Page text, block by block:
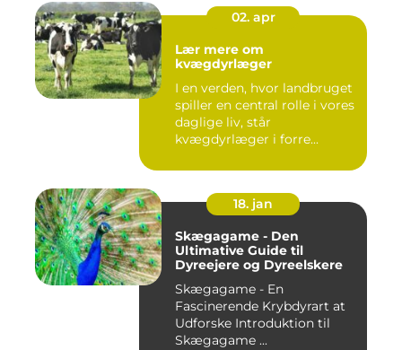
02. apr
Lær mere om
kvægdyrlæger
I en verden, hvor landbruget
spiller en central rolle i vores
daglige liv, står
kvægdyrlæger i forre...
18. jan
Skægagame - Den
Ultimative Guide til
Dyreejere og Dyreelskere
Skægagame - En
Fascinerende Krybdyrart at
Udforske Introduktion til
Skægagame ...